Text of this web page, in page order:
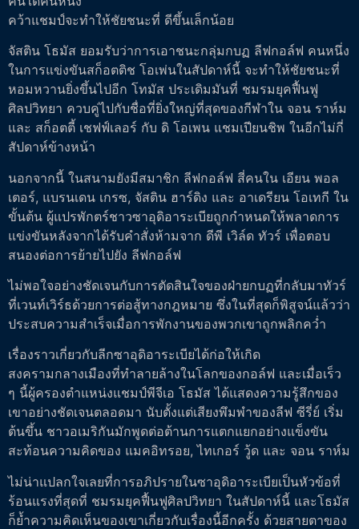
คว้าแชมป์จะทำให้ชัยชนะที่ ดีขึ้นเล็กน้อย
จัสติน โธมัส ยอมรับว่าการเอาชนะกลุ่มกบฏ ลีฟกอล์ฟ คนหนึ่ง
ในการแข่งขันสก็อตติช โอเพ่นในสัปดาห์นี้ จะทำให้ชัยชนะที่
หอมหวานยิ่งขึ้นไปอีก โทมัส ประเดิมมันที่ ชมรมยุคฟื้นฟู
ศิลปวิทยา ควบคู่ไปกับชื่อที่ยิ่งใหญ่ที่สุดของกีฬาใน จอน ราห์ม
และ สก็อตตี้ เชฟฟ์เลอร์ กับ ดิ โอเพน แชมเปียนชิพ ในอีกไม่กี่
สัปดาห์ข้างหน้า
นอกจากนี้ ในสนามยังมีสมาชิก ลีฟกอล์ฟ สี่คนใน เอียน พอล
เตอร์, แบรนเดน เกรซ, จัสติน ฮาร์ดิง และ อาเดรียน โอเทกี ใน
ขั้นต้น ผู้แปรพักตร์ชาวซาอุดิอาระเบียถูกกำหนดให้พลาดการ
แข่งขันหลังจากได้รับคำสั่งห้ามจาก ดีพี เวิล์ด ทัวร์ เพื่อตอบ
สนองต่อการย้ายไปยัง ลีฟกอล์ฟ
ไม่พอใจอย่างชัดเจนกับการตัดสินใจของฝ่ายกบฏที่กลับมาทัวร์
ที่เวนท์เวิร์ธด้วยการต่อสู้ทางกฎหมาย ซึ่งในที่สุดก็พิสูจน์แล้วว่า
ประสบความสำเร็จเมื่อการพักงานของพวกเขาถูกพลิกคว่ำ
เรื่องราวเกี่ยวกับลีกซาอุดิอาระเบียได้ก่อให้เกิด
สงครามกลางเมืองที่ทำลายล้างในโลกของกอล์ฟ และเมื่อเร็ว
ๆ นี้ผู้ครองตำแหน่งแชมป์พีจีเอ โธมัส ได้แสดงความรู้สึกของ
เขาอย่างชัดเจนตลอดมา นับตั้งแต่เสียงพึมพำของลีฟ ซีรี่ย์ เริ่ม
ต้นขึ้น ชาวอเมริกันมักพูดต่อต้านการแตกแยกอย่างแข็งขัน
สะท้อนความคิดของ แมคอิทรอย, ไทเกอร์ วู้ด และ จอน ราห์ม
ไม่น่าแปลกใจเลยที่การอภิปรายในซาอุดิอาระเบียเป็นหัวข้อที่
ร้อนแรงที่สุดที่ ชมรมยุคฟื้นฟูศิลปวิทยา ในสัปดาห์นี้ และโธมัส
ก็ย้ำความคิดเห็นของเขาเกี่ยวกับเรื่องนี้อีกครั้ง ด้วยสายตาของ